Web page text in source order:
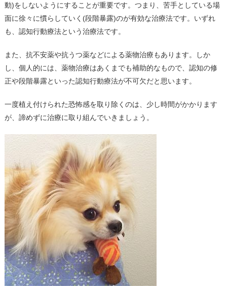
動)をしないようにすることが重要です。つまり、苦手としている場
面に徐々に慣らしていく(段階暴露)のが有効な治療法です。いずれ
も、認知行動療法という治療法です。
また、抗不安薬や抗うつ薬などによる薬物治療もあります。しか
し、個人的には、薬物治療はあくまでも補助的なもので、認知の修
正や段階暴露といった認知行動療法が不可欠だと思います。
一度植え付けられた恐怖感を取り除くのは、少し時間がかかります
が、諦めずに治療に取り組んでいきましょう。